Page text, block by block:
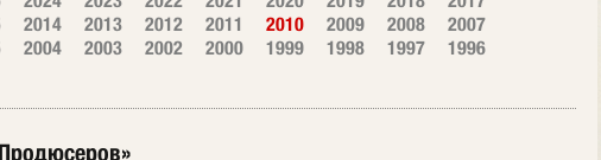
2014 2013 2012 2011 2010 2009 2008
2007
2004 2003 2002 2000 1999 1998 1997
1996